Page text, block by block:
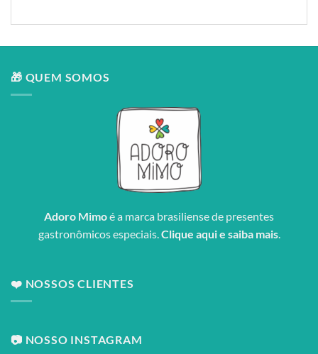
🎁 QUEM SOMOS
Adoro Mimoé a marca brasiliense de presentes
gastronômicos especiais.Clique aqui e saiba mais.
❤️ NOSSOS CLIENTES
📷 NOSSO INSTAGRAM